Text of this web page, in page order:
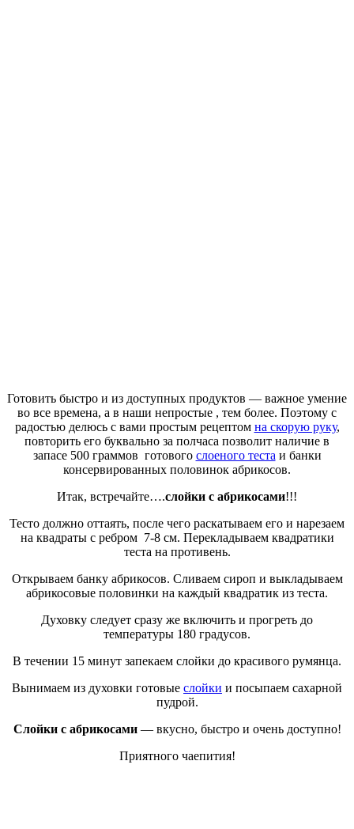
Готовить быстро и из доступных продуктов — важное умение
во все времена, а в наши непростые , тем более. Поэтому с
радостью делюсь с вами простым рецептом на скорую руку,
повторить его буквально за полчаса позволит наличие в
запасе 500 граммов готового слоеного теста и банки
консервированных половинок абрикосов.
Итак, встречайте….слойки с абрикосами!!!
Тесто должно оттаять, после чего раскатываем его и нарезаем
на квадраты с ребром 7-8 см. Перекладываем квадратики
теста на противень.
Открываем банку абрикосов. Сливаем сироп и выкладываем
абрикосовые половинки на каждый квадратик из теста.
Духовку следует сразу же включить и прогреть до
температуры 180 градусов.
В течении 15 минут запекаем слойки до красивого румянца.
Вынимаем из духовки готовые слойки и посыпаем сахарной
пудрой.
Слойки с абрикосами— вкусно, быстро и очень доступно!
Приятного чаепития!